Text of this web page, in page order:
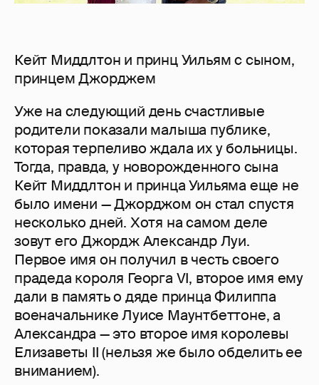
Кейт Миддлтон и принц Уильям с сыном,
принцем Джорджем
Уже на следующий день счастливые
родители показали малыша публике,
которая терпеливо ждала их у больницы.
Тогда, правда, у новорожденного сына
Кейт Миддлтон и принца Уильяма еще не
было имени — Джорджом он стал спустя
несколько дней. Хотя на самом деле
зовут его Джордж Александр Луи.
Первое имя он получил в честь своего
прадеда короля Георга VI, второе имя ему
дали в память о дяде принца Филиппа
военачальнике Луисе Маунтбеттоне, а
Александра — это второе имя королевы
Елизаветы II (нельзя же было обделить ее
вниманием).